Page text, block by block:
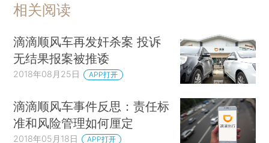
相关阅读
滴滴顺风车再发奸杀案 投诉
无结果报案被推诿
2018年08月25日 APP打开
滴滴顺风车事件反思：责任标
准和风险管理如何厘定
2018年05月18日 APP打开